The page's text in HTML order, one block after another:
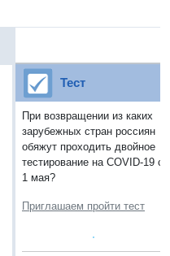
Тест
При возвращении из каких
зарубежных стран россиян
обяжут проходить двойное
тестирование на COVID-19 с
1 мая?
Приглашаем пройти тест